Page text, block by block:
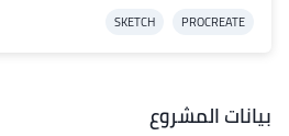
PROCREATE
SKETCH
بيانات المشروع